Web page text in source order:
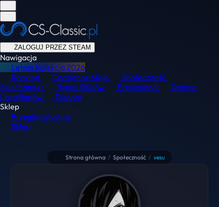
ZALOGUJ PRZEZ STEAM
Nawigacja
Letnia Kolekcja2026
Ranking
Codzienne Misje
Społeczność
Skinchanger
Rynek Skinów Przewodnik
Demka
Lista Banów
Discord
Sklep
Przeglądaj usługi
Sklep
Strona główna / Społeczność / vesu